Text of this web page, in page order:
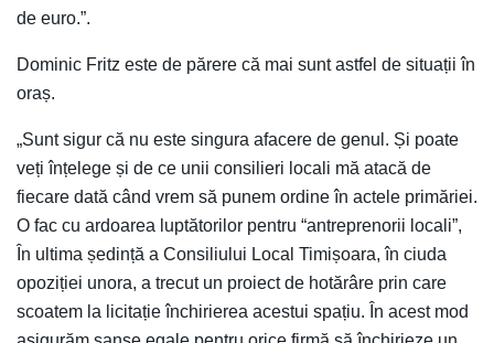
de euro.”.
Dominic Fritz este de părere că mai sunt astfel de situații în
oraș.
„Sunt sigur că nu este singura afacere de genul. Și poate
veți înțelege și de ce unii consilieri locali mă atacă de
fiecare dată când vrem să punem ordine în actele primăriei.
O fac cu ardoarea luptătorilor pentru “antreprenorii locali”,
În ultima ședință a Consiliului Local Timișoara, în ciuda
opoziției unora, a trecut un proiect de hotărâre prin care
scoatem la licitație închirierea acestui spațiu. În acest mod